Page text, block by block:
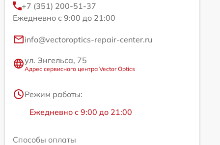
+7 (351) 200-51-37
Ежедневно с 9:00 до 21:00
info@vectoroptics-repair-center.ru
ул. Энгельса, 75
Адрес сервисного центра Vector Optics
Режим работы:
Ежедневно с 9:00 до 21:00
Способы оплаты